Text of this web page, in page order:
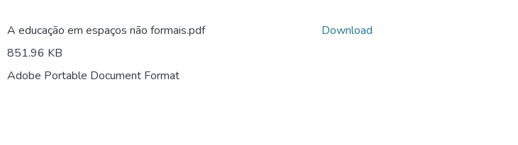
A educação em espaços não formais.pdf
851.96 KB
Adobe Portable Document Format
Download